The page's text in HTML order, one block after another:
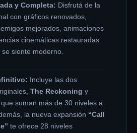
y Completa: Disfrutá de la
con gráficos renovados,
mejorados, animaciones
cinemáticas restauradas.
se siente moderno.
Incluye las dos
The Reckoning y
que suman más de 30 niveles a
la nueva expansión “Call
te ofrece 28 niveles